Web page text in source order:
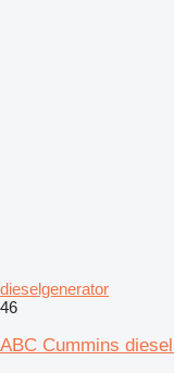
dieselgenerator
46
ABC Cummins